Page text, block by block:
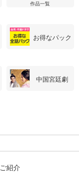
作品一覧
お得なパック
中国宮廷劇
紹介